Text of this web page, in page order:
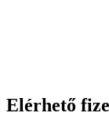
Elérhető